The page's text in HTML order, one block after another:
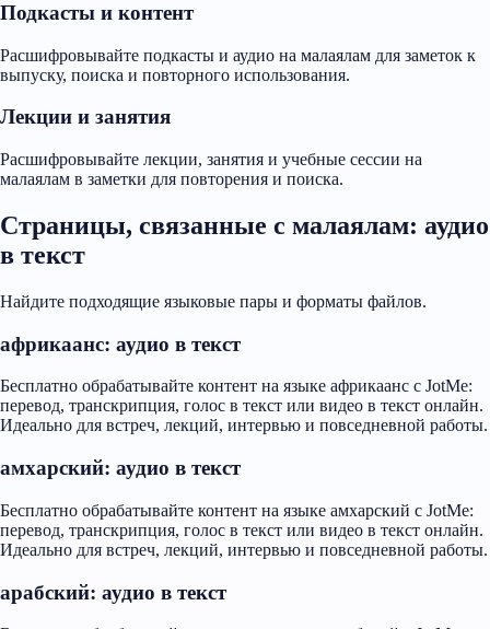
Подкасты и контент
Расшифровывайте подкасты и аудио на малаялам для заметок к
выпуску, поиска и повторного использования.
Лекции и занятия
Расшифровывайте лекции, занятия и учебные сессии на
малаялам в заметки для повторения и поиска.
Страницы, связанные с малаялам: аудио
в текст
Найдите подходящие языковые пары и форматы файлов.
африкаанс: аудио в текст
Бесплатно обрабатывайте контент на языке африкаанс с JotMe:
перевод, транскрипция, голос в текст или видео в текст онлайн.
Идеально для встреч, лекций, интервью и повседневной работы.
амхарский: аудио в текст
Бесплатно обрабатывайте контент на языке амхарский с JotMe:
перевод, транскрипция, голос в текст или видео в текст онлайн.
Идеально для встреч, лекций, интервью и повседневной работы.
арабский: аудио в текст